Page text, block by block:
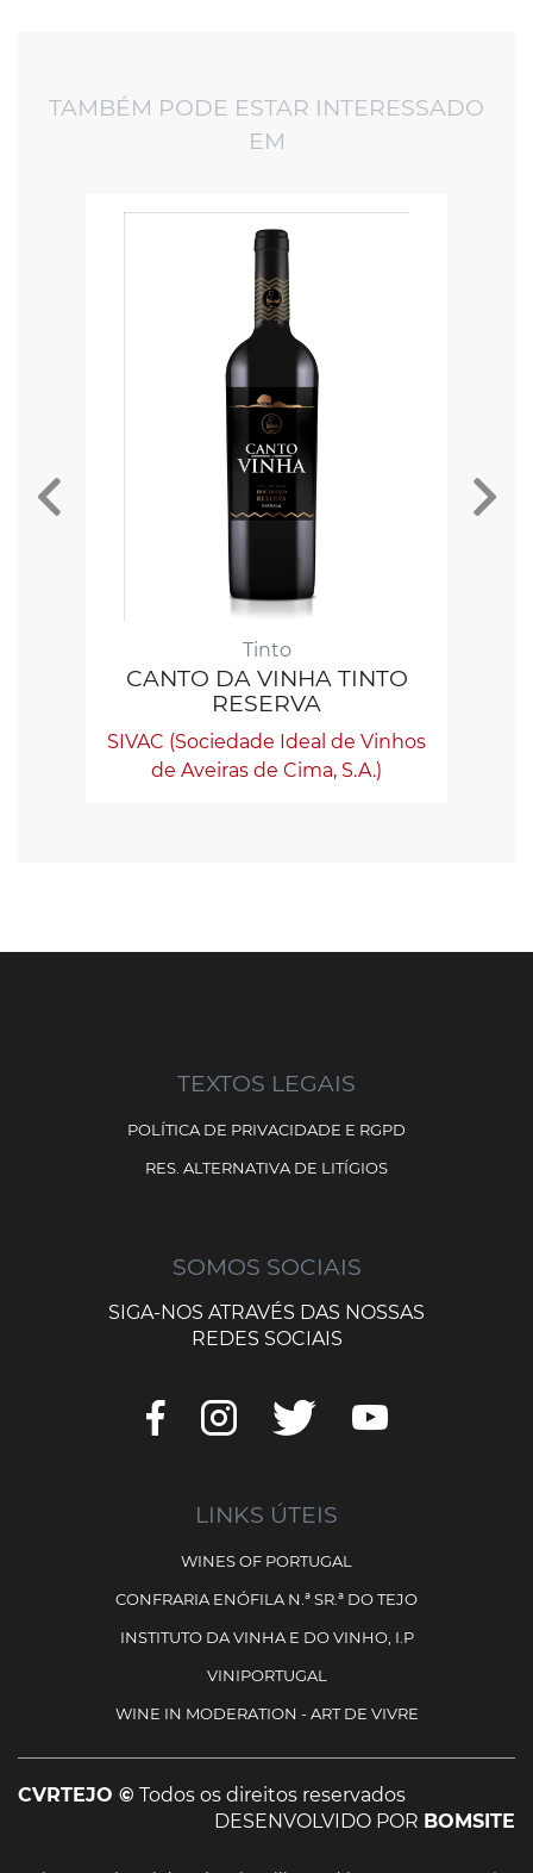
TAMBÉM PODE ESTAR INTERESSADO
EM
Tinto
CANTO DA VINHA TINTO
RESERVA
SIVAC (Sociedade Ideal de Vinhos
de Aveiras de Cima, S.A.)
TEXTOS LEGAIS
POLÍTICA DE PRIVACIDADE E RGPD
RES. ALTERNATIVA DE LITÍGIOS
SOMOS SOCIAIS
SIGA-NOS ATRAVÉS DAS NOSSAS
REDES SOCIAIS
LINKS ÚTEIS
WINES OF PORTUGAL
CONFRARIA ENÓFILA N.ª SR.ª DO TEJO
INSTITUTO DA VINHA E DO VINHO, I.P
VINIPORTUGAL
WINE IN MODERATION - ART DE VIVRE
CVRTEJO © Todos os direitos reservados
DESENVOLVIDO POR BOMSITE